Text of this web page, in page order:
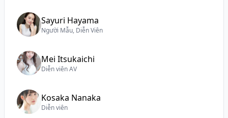
Sayuri Hayama
Người Mẫu, Diễn Viên
Mei Itsukaichi
Diễn viên AV
Kosaka Nanaka
Diễn viên